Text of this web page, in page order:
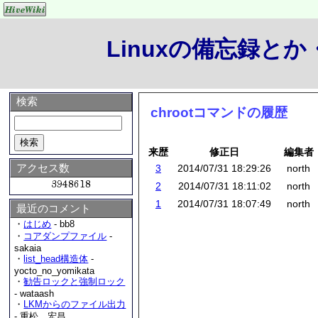
Linuxの備忘録とか
chrootコマンドの履歴
来歴 修正日
編集者
3
2014/07/31 18:29:26
north
2
2014/07/31 18:11:02
north
1
2014/07/31 18:07:49 north
検索
アクセス数
最近のコメント
・ はじめ - bb8
・ コアダンプファイル -
sakaia
・ list_head構造体 -
yocto_no_yomikata
・勧告ロックと強制ロック
- wataash
・ LKMからのファイル出力